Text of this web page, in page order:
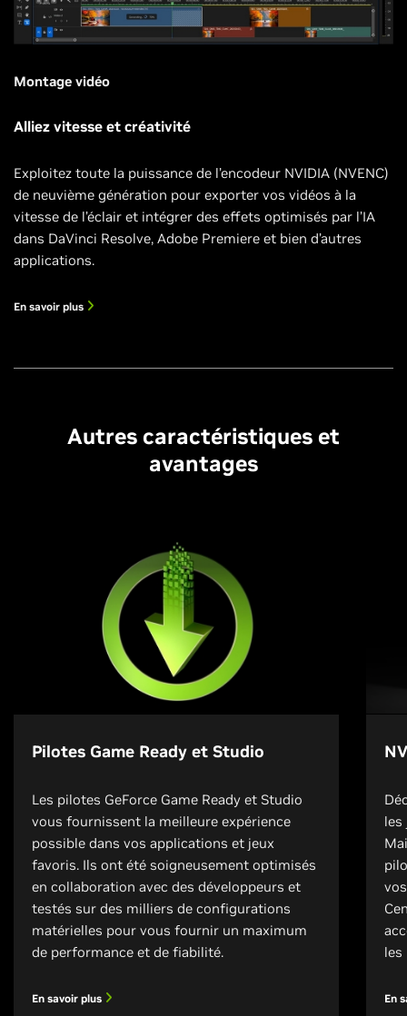
Montage vidéo
Alliez vitesse et créativité
Exploitez toute la puissance de l’encodeur NVIDIA (NVENC)
de neuvième génération pour exporter vos vidéos à la
vitesse de l’éclair et intégrer des effets optimisés par l’IA
dans DaVinci Resolve, Adobe Premiere et bien d’autres
applications.
En savoir plus
Autres caractéristiques et
avantages
Pilotes Game Ready et Studio
Les pilotes GeForce Game Ready et Studio
vous fournissent la meilleure expérience
possible dans vos applications et jeux
favoris. Ils ont été soigneusement optimisés
en collaboration avec des développeurs et
testés sur des milliers de configurations
matérielles pour vous fournir un maximum
de performance et de fiabilité.
En savoir plus
les
les
En